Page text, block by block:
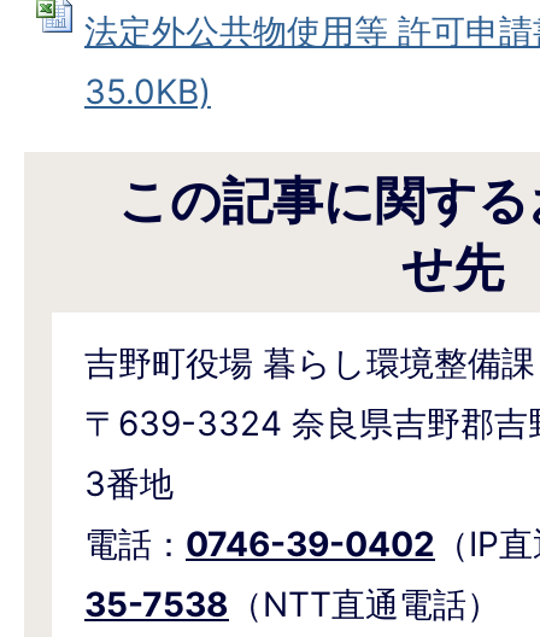
法定外公共物使用等 許可申
35.0KB)
この記事に関す
せ先
吉野町役場 暮らし環境整備課
〒639-3324 奈良県吉野郡吉
3番地
電話： 0746-39-0402 （IP
35-7538 （NTT直通電話）